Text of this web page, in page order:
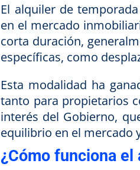
El alquiler de
en el mercado
corta duración,
específicas, como
Esta modalidad ha
tanto para propietarios
interés del Gobierno,
equilibrio en el mercado
¿Cómo funciona